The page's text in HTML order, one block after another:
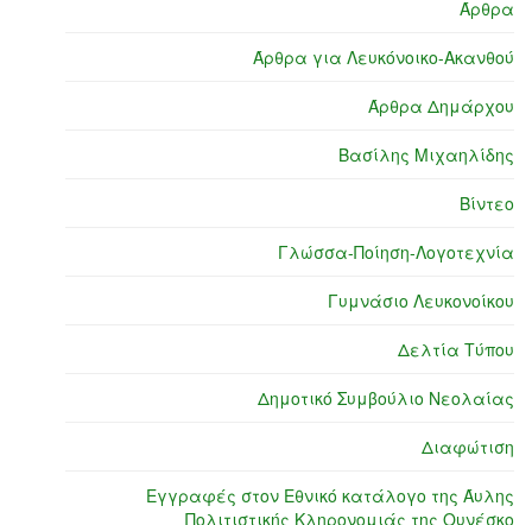
Άρθρα
Άρθρα για Λευκόνοικο-Ακανθού
Άρθρα Δημάρχου
Βασίλης Μιχαηλίδης
Βίντεο
Γλώσσα-Ποίηση-Λογοτεχνία
Γυμνάσιο Λευκονοίκου
Δελτία Τύπου
Δημοτικό Συμβούλιο Νεολαίας
Διαφώτιση
Εγγραφές στον Εθνικό κατάλογο της Άυλης
Πολιτιστικής Κληρονομιάς της Ουνέσκο